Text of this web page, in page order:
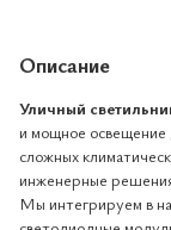
Описание
Уличный
и мощное освещение
сложных
инженерные
Мы интегрируем в